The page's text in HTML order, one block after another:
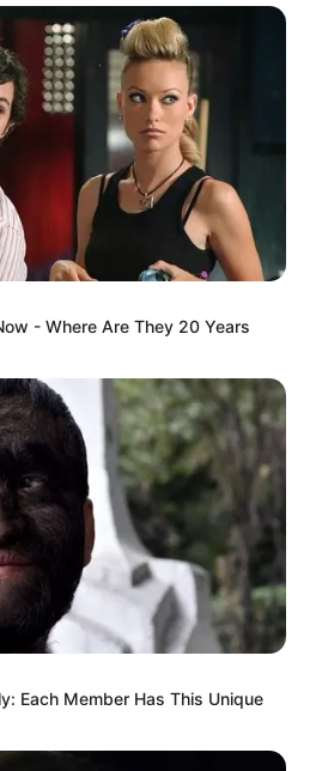
una
se
le…
- Where Are They 20 Years
Each Member Has This Unique